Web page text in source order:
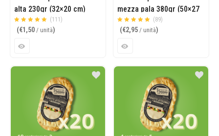
alta 230gr (32×20 cm)
Valutato
4.93
su 5
(111)
(€1,50 / unità)
mezza pala 380gr (50×27
cm)
Valutato
4.93
su 5
(89)
(€2,95 / unità)